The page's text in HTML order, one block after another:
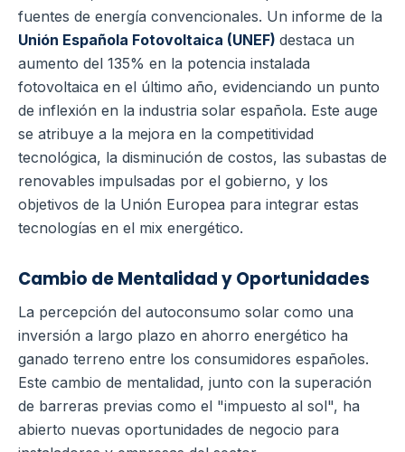
fuentes de energía convencionales. Un informe de la
Unión Española Fotovoltaica (UNEF) destaca un
aumento del 135% en la potencia instalada
fotovoltaica en el último año, evidenciando un punto
de inflexión en la industria solar española. Este auge
se atribuye a la mejora en la competitividad
tecnológica, la disminución de costos, las subastas de
renovables impulsadas por el gobierno, y los
objetivos de la Unión Europea para integrar estas
tecnologías en el mix energético.
Cambio de Mentalidad y Oportunidades
La percepción del autoconsumo solar como una
inversión a largo plazo en ahorro energético ha
ganado terreno entre los consumidores españoles.
Este cambio de mentalidad, junto con la superación
de barreras previas como el "impuesto al sol", ha
abierto nuevas oportunidades de negocio para